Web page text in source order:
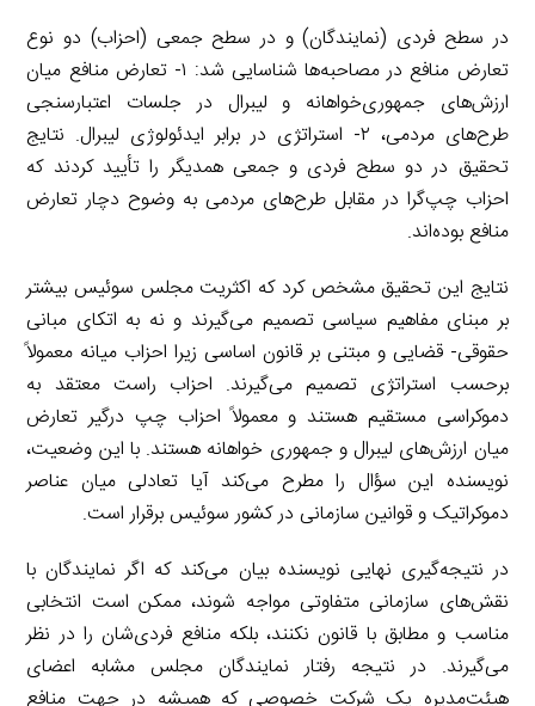
در سطح فردی (نمایندگان) و در سطح جمعی (احزاب) دو نوع
تعارض منافع در مصاحبه‌ها شناسایی شد: ۱- تعارض منافع میان
ارزش‌های جمهوری‌خواهانه و لیبرال در جلسات اعتبارسنجی
طرح‌های مردمی، ۲- استراتژی در برابر ایدئولوژی لیبرال. نتایج
تحقیق در دو سطح فردی و جمعی همدیگر را تأیید کردند که
احزاب چپ‌گرا در مقابل طرح‌های مردمی به وضوح دچار تعارض
منافع بوده‌اند.
نتایج این تحقیق مشخص کرد که اکثریت مجلس سوئیس بیشتر
بر مبنای مفاهیم سیاسی تصمیم می‌گیرند و نه به اتکای مبانی
حقوقی- قضایی و مبتنی بر قانون اساسی زیرا احزاب میانه معمولاً
برحسب استراتژی تصمیم می‌گیرند. احزاب راست معتقد به
دموکراسی مستقیم هستند و معمولاً احزاب چپ درگیر تعارض
میان ارزش‌های لیبرال و جمهوری خواهانه هستند. با این وضعیت،
نویسنده این سؤال را مطرح می‌کند آیا تعادلی میان عناصر
دموکراتیک و قوانین سازمانی در کشور سوئیس برقرار است.
در نتیجه‌گیری نهایی نویسنده بیان می‌کند که اگر نمایندگان با
نقش‌های سازمانی متفاوتی مواجه شوند، ممکن است انتخابی
مناسب و مطابق با قانون نکنند، بلکه منافع فردی‌شان را در نظر
می‌گیرند. در نتیجه رفتار نمایندگان مجلس مشابه اعضای
هیئت‌مدیره یک شرکت خصوصی که همیشه در جهت منافع